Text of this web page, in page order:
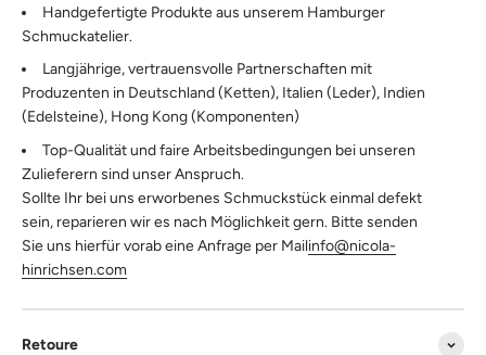
Handgefertigte Produkte aus unserem Hamburger
Schmuckatelier.
Langjährige, vertrauensvolle Partnerschaften mit
Produzenten in Deutschland (Ketten), Italien (Leder), Indien
(Edelsteine), Hong Kong (Komponenten)
Top-Qualität und faire Arbeitsbedingungen bei unseren
Zulieferern sind unser Anspruch.
Sollte Ihr bei uns erworbenes Schmuckstück einmal defekt
sein, reparieren wir es nach Möglichkeit gern. Bitte senden
Sie uns hierfür vorab eine Anfrage per Mailinfo@nicola-
hinrichsen.com
Retoure